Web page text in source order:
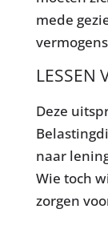
mede
LESSEN
Deze
naar
Wie toch
zorgen